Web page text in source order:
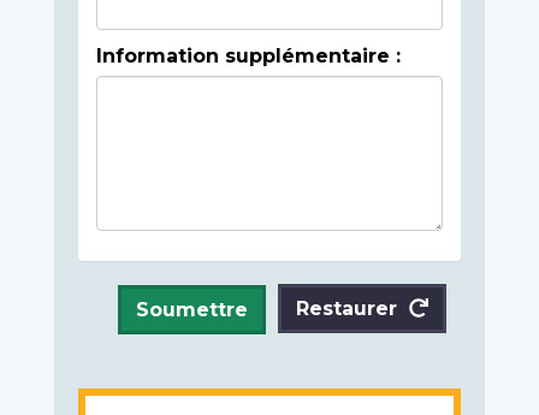
Information supplémentaire :
Soumettre Restaurer